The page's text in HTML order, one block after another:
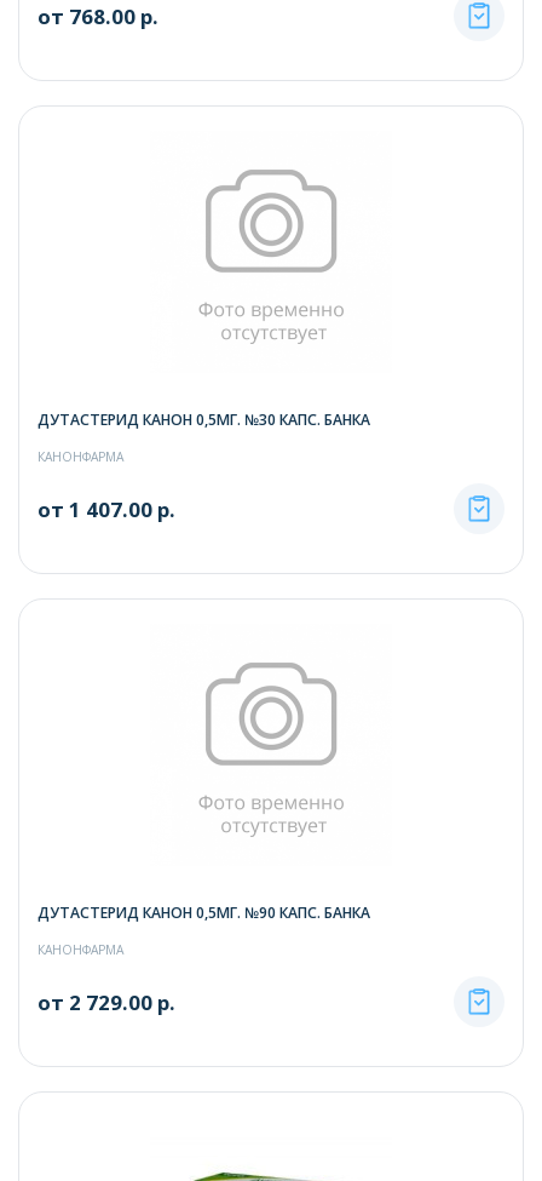
от 768.00 р.
ДУТАСТЕРИД КАНОН 0,5МГ. №30 КАПС. БАНКА
КАНОНФАРМА
от 1 407.00 р.
ДУТАСТЕРИД КАНОН 0,5МГ. №90 КАПС. БАНКА
КАНОНФАРМА
от 2 729.00 р.